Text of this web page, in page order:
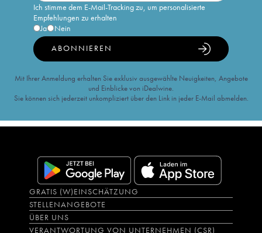
Ich stimme dem E-Mail-Tracking zu, um personalisierte
Empfehlungen zu erhalten
Ja
Nein
ABONNIEREN
Mit Ihrer Anmeldung erhalten Sie exklusiv ausgewählte Neuigkeiten, Angebote
und Einblicke von iDealwine.
Sie können sich jederzeit unkompliziert über den Link in jeder E-Mail abmelden.
GRATIS (W)EINSCHÄTZUNG
STELLENANGEBOTE
ÜBER UNS
VERANTWORTUNG VON UNTERNEHMEN (CSR)